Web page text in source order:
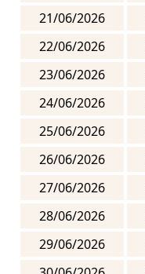
21/06/2026
22/06/2026
23/06/2026
24/06/2026
25/06/2026
26/06/2026
27/06/2026
28/06/2026
29/06/2026